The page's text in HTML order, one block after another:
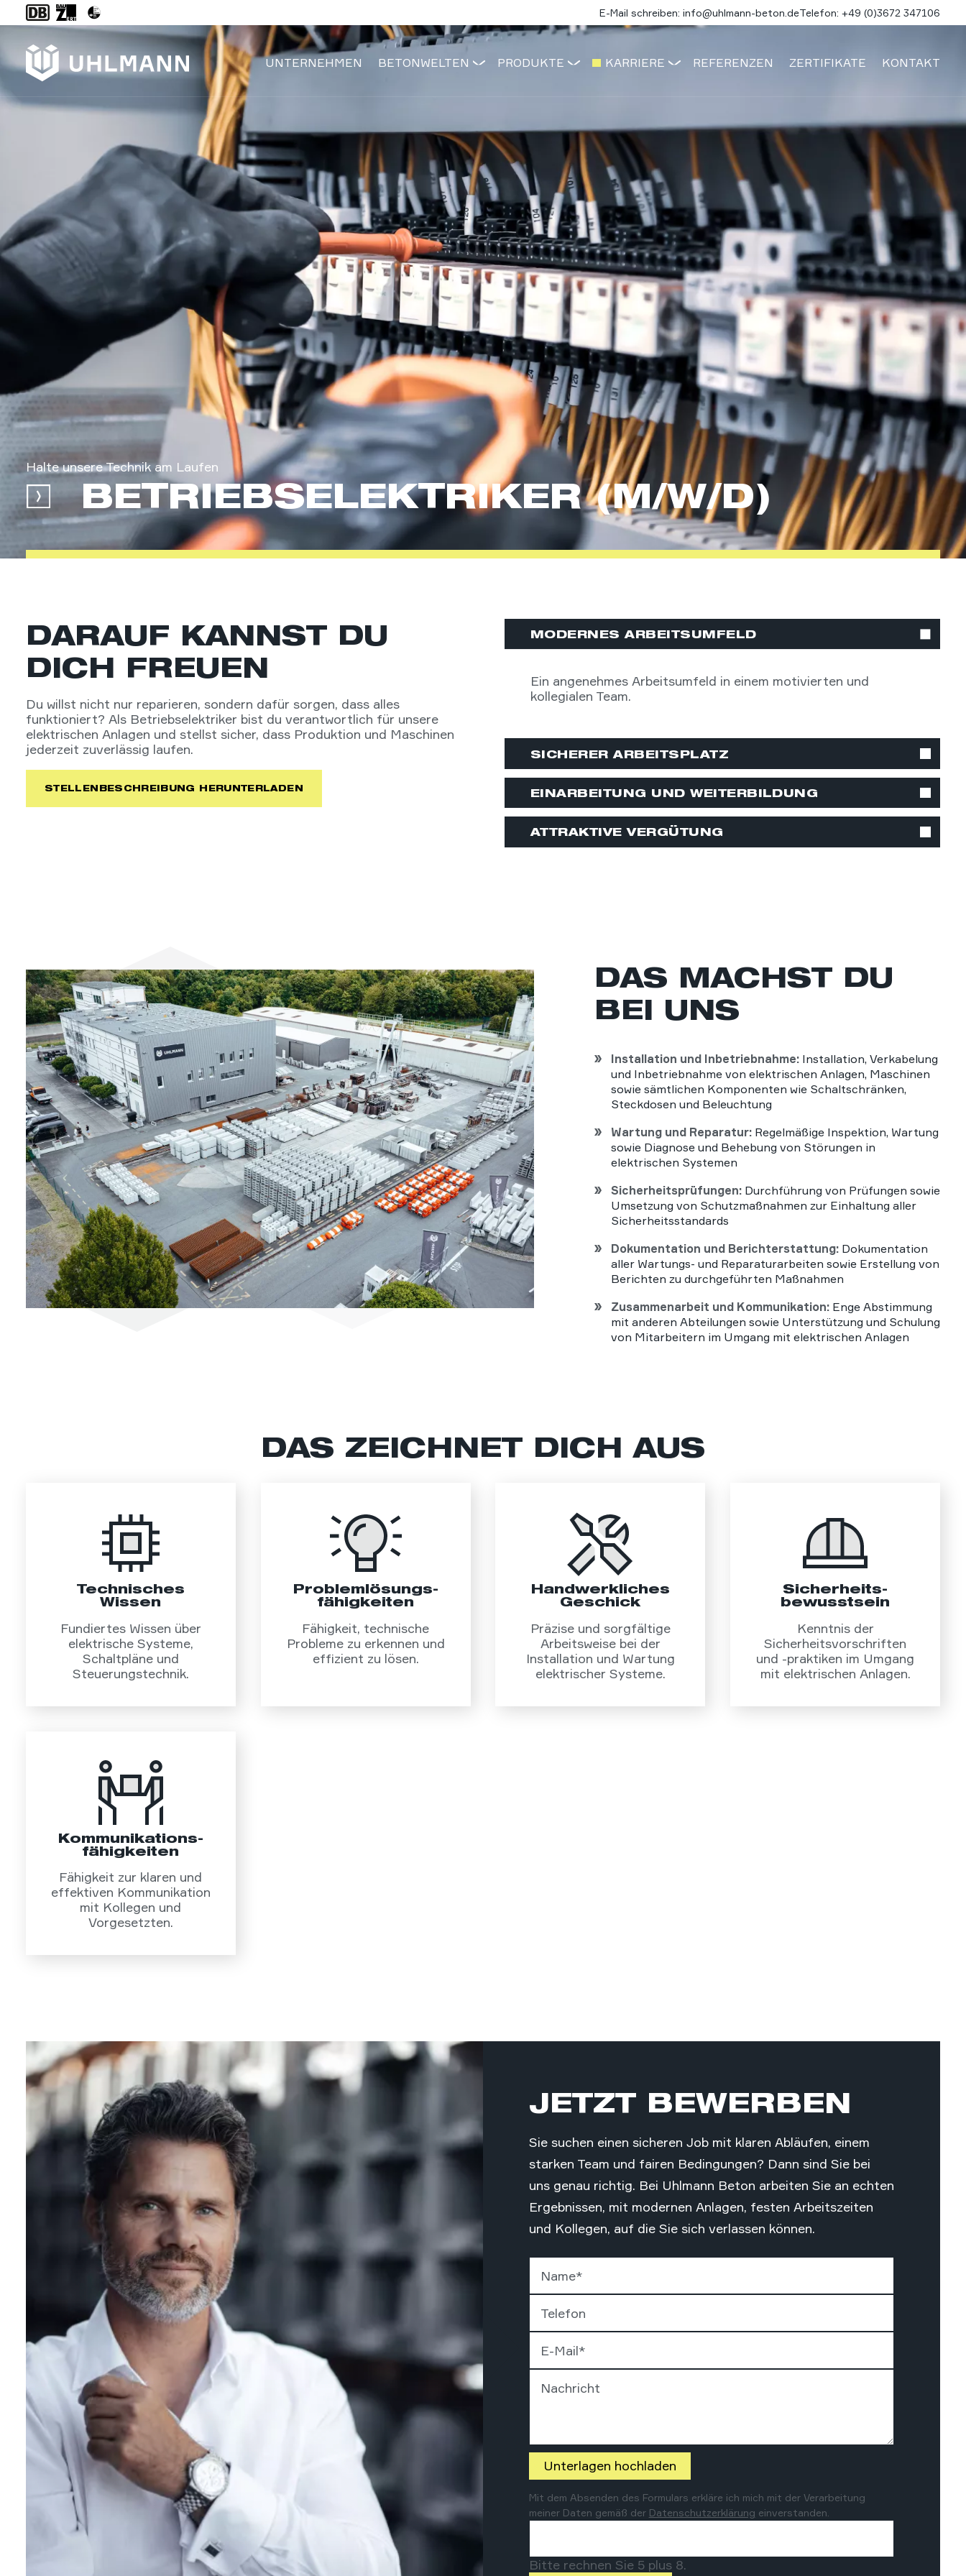
E-Mail schreiben: info@uhlmann-beton.deTelefon: +49 (0)3672 347106
UNTERNEHMEN BETONWELTEN PRODUKTE KARRIERE REFERENZEN ZERTIFIKATE KONTAKT
BETRIEBSELEKTRIKER (M/W/D)
Halte unsere Technik am Laufen
DARAUF KANNST DU
DICH FREUEN
Du willst nicht nur reparieren, sondern dafür sorgen, dass alles
funktioniert? Als Betriebselektriker bist du verantwortlich für unsere
elektrischen Anlagen und stellst sicher, dass Produktion und Maschinen
jederzeit zuverlässig laufen.
STELLENBESCHREIBUNG HERUNTERLADEN
MODERNES ARBEITSUMFELD
Ein angenehmes Arbeitsumfeld in einem motivierten und
kollegialen Team.
SICHERER ARBEITSPLATZ
EINARBEITUNG UND WEITERBILDUNG
ATTRAKTIVE VERGÜTUNG
DAS MACHST DU
BEI UNS
Installation und Inbetriebnahme: Installation, Verkabelung
und Inbetriebnahme von elektrischen Anlagen, Maschinen
sowie sämtlichen Komponenten wie Schaltschränken,
Steckdosen und Beleuchtung
Wartung und Reparatur: Regelmäßige Inspektion, Wartung
sowie Diagnose und Behebung von Störungen in
elektrischen Systemen
Sicherheitsprüfungen: Durchführung von Prüfungen sowie
Umsetzung von Schutzmaßnahmen zur Einhaltung aller
Sicherheitsstandards
Dokumentation und Berichterstattung: Dokumentation
aller Wartungs- und Reparaturarbeiten sowie Erstellung von
Berichten zu durchgeführten Maßnahmen
Zusammenarbeit und Kommunikation: Enge Abstimmung
mit anderen Abteilungen sowie Unterstützung und Schulung
von Mitarbeitern im Umgang mit elektrischen Anlagen
DAS ZEICHNET DICH AUS
Technisches
Wissen
Fundiertes Wissen über
elektrische Systeme,
Schaltpläne und
Steuerungstechnik.
Problemlösungs­
fähigkeiten
Fähigkeit, technische
Probleme zu erkennen und
effizient zu lösen.
Handwerkliches
Geschick
Präzise und sorgfältige
Arbeitsweise bei der
Installation und Wartung
elektrischer Systeme.
Sicherheits­
bewusstsein
Kenntnis der
Sicherheitsvorschriften
und -praktiken im Umgang
mit elektrischen Anlagen.
Kommunikations­
fähigkeiten
Fähigkeit zur klaren und
effektiven Kommunikation
mit Kollegen und
Vorgesetzten.
JETZT BEWERBEN
Sie suchen einen sicheren Job mit klaren Abläufen, einem
starken Team und fairen Bedingungen? Dann sind Sie bei
uns genau richtig. Bei Uhlmann Beton arbeiten Sie an echten
Ergebnissen, mit modernen Anlagen, festen Arbeitszeiten
und Kollegen, auf die Sie sich verlassen können.
Name*
Telefon
E-Mail*
Nachricht
Unterlagen hochladen
Mit dem Absenden des Formulars erkläre ich mich mit der Verarbeitung
meiner Daten gemäß der Datenschutzerklärung einverstanden.
Bitte rechnen Sie 5 plus 8.
Produkte
Karriere
Referenzen
Zertifikate
Kontakt